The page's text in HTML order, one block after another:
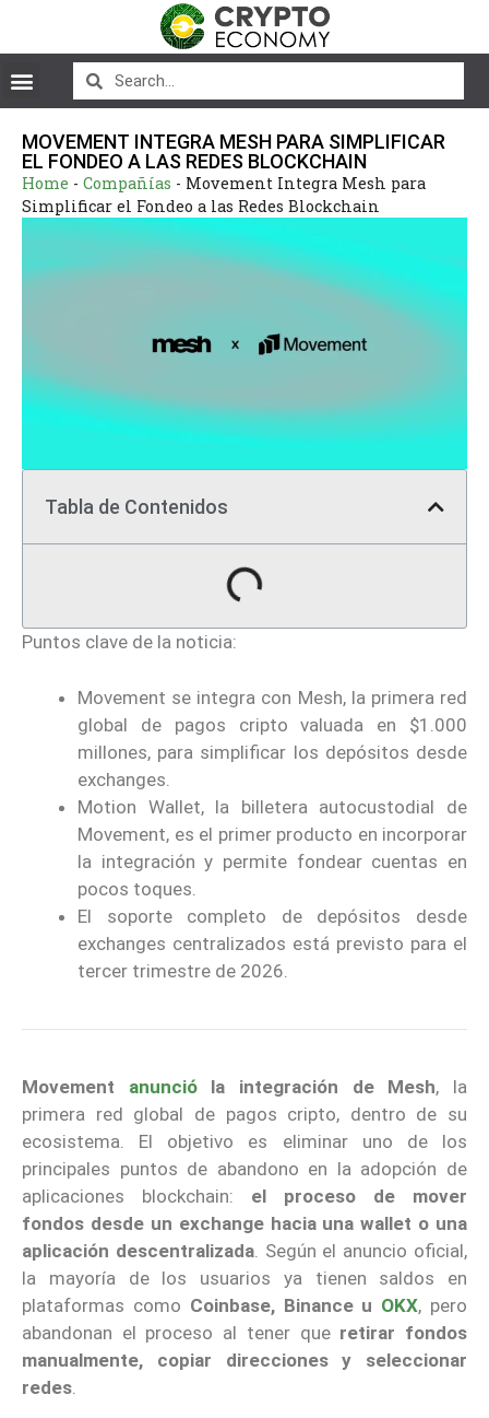
MOVEMENT INTEGRA MESH PARA SIMPLIFICAR
EL FONDEO A LAS REDES BLOCKCHAIN
Home - Compañías - Movement Integra Mesh para
Simplificar el Fondeo a las Redes Blockchain
Tabla de Contenidos
Puntos clave de la noticia:
Movement se integra con Mesh, la primera red
global de pagos cripto valuada en $1.000
millones, para simplificar los depósitos desde
exchanges.
Motion Wallet, la billetera autocustodial de
Movement, es el primer producto en incorporar
la integración y permite fondear cuentas en
pocos toques.
El soporte completo de depósitos desde
exchanges centralizados está previsto para el
tercer trimestre de 2026.
Movement anuncióla integración de Mesh, la
primera red global de pagos cripto, dentro de su
ecosistema. El objetivo es eliminar uno de los
principales puntos de abandono en la adopción de
aplicaciones blockchain: el proceso de mover
fondos desde un exchange hacia una wallet o una
aplicación descentralizada. Según el anuncio oficial,
la mayoría de los usuarios ya tienen saldos en
plataformas como Coinbase, Binance u OKX, pero
abandonan el proceso al tener que retirar fondos
manualmente, copiar direcciones y seleccionar
redes